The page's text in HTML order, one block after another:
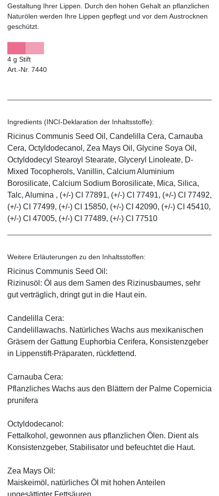
Gestaltung Ihrer Lippen. Durch den hohen Gehalt an pflanzlichen
Naturölen werden Ihre Lippen gepflegt und vor dem Austrocknen
geschützt.
4 g Stift
Art.-Nr. 7440
Ingredients (INCI-Deklaration der Inhaltsstoffe):
Ricinus Communis Seed Oil, Candelilla Cera, Carnauba
Cera, Octyldodecanol, Zea Mays Oil, Glycine Soya Oil,
Octyldodecyl Stearoyl Stearate, Glyceryl Linoleate, D-
Mixed Tocopherols, Vanillin, Calcium Aluminium
Borosilicate, Calcium Sodium Borosilicate, Mica, Silica,
Talc, Alumina , (+/-) CI 77891, (+/-) CI 77491, (+/-) CI 77492,
(+/-) CI 77499, (+/-) CI 15850, (+/-) CI 42090, (+/-) CI 45410,
(+/-) CI 47005, (+/-) CI 77489, (+/-) CI 77510
Weitere Erläuterungen zu den Inhaltsstoffen:
Ricinus Communis Seed Oil:
Rizinusöl: Öl aus dem Samen des Rizinusbaumes, sehr
gut verträglich, dringt gut in die Haut ein.
Candelilla Cera:
Candelillawachs. Natürliches Wachs aus mexikanischen
Gräsern der Gattung Euphorbia Cerifera, Konsistenzgeber
in Lippenstift-Präparaten, rückfettend.
Carnauba Cera:
Pflanzliches Wachs aus den Blättern der Palme Copernicia
prunifera
Octyldodecanol:
Fettalkohol, gewonnen aus pflanzlichen Ölen. Dient als
Konsistenzgeber, Stabilisator und befeuchtet die Haut.
Zea Mays Oil:
Maiskeimöl, natürliches Öl mit hohen Anteilen
ungesättigter Fettsäuren